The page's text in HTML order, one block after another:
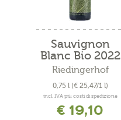
Sauvignon
Blanc Bio 2022
Riedingerhof
0,75 l (€ 25,47/1 l)
incl. IVA più costi di spedizione
€ 19,10